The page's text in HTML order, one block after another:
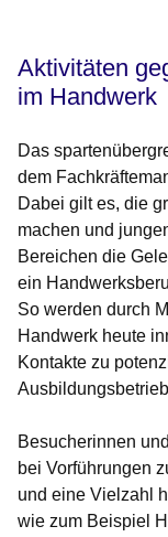
Aktivitäten
im Handwerk
Das
dem
Dabei gilt es, die
machen und
Bereichen die
ein
So werden durch
Handwerk heute
Kontakte zu
Besucherinnen
bei Vorführungen
und eine Vielzahl
wie zum Beispiel